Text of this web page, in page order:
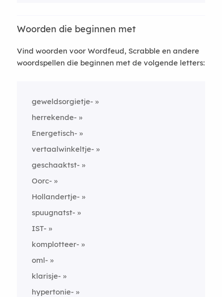
Woorden die beginnen met
Vind woorden voor Wordfeud, Scrabble en andere
woordspellen die beginnen met de volgende letters:
geweldsorgietje-
herrekende-
Energetisch-
vertaalwinkeltje-
geschaaktst-
Oorc-
Hollandertje-
spuugnatst-
IST-
komplotteer-
oml-
klarisje-
hypertonie-